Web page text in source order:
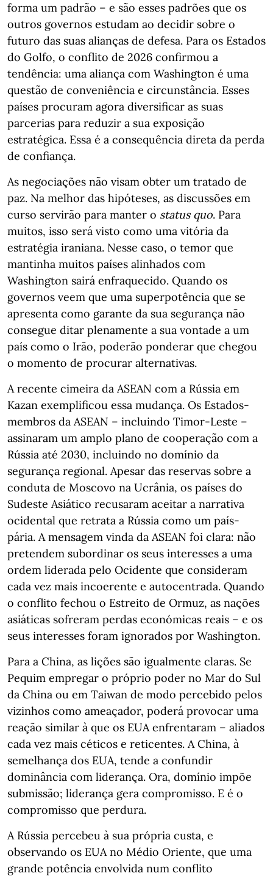
forma um padrão – e são esses padrões que os
outros governos estudam ao decidir sobre o
futuro das suas alianças de defesa. Para os Estados
do Golfo, o conflito de 2026 confirmou a
tendência: uma aliança com Washington é uma
questão de conveniência e circunstância. Esses
países procuram agora diversificar as suas
parcerias para reduzir a sua exposição
estratégica. Essa é a consequência direta da perda
de confiança.
As negociações não visam obter um tratado de
paz. Na melhor das hipóteses, as discussões em
curso servirão para manter o status quo. Para
muitos, isso será visto como uma vitória da
estratégia iraniana. Nesse caso, o temor que
mantinha muitos países alinhados com
Washington sairá enfraquecido. Quando os
governos veem que uma superpotência que se
apresenta como garante da sua segurança não
consegue ditar plenamente a sua vontade a um
país como o Irão, poderão ponderar que chegou
o momento de procurar alternativas.
A recente cimeira da ASEAN com a Rússia em
Kazan exemplificou essa mudança. Os Estados-
membros da ASEAN – incluindo Timor-Leste –
assinaram um amplo plano de cooperação com a
Rússia até 2030, incluindo no domínio da
segurança regional. Apesar das reservas sobre a
conduta de Moscovo na Ucrânia, os países do
Sudeste Asiático recusaram aceitar a narrativa
ocidental que retrata a Rússia como um país-
pária. A mensagem vinda da ASEAN foi clara: não
pretendem subordinar os seus interesses a uma
ordem liderada pelo Ocidente que consideram
cada vez mais incoerente e autocentrada. Quando
o conflito fechou o Estreito de Ormuz, as nações
asiáticas sofreram perdas económicas reais – e os
seus interesses foram ignorados por Washington.
Para a China, as lições são igualmente claras. Se
Pequim empregar o próprio poder no Mar do Sul
da China ou em Taiwan de modo percebido pelos
vizinhos como ameaçador, poderá provocar uma
reação similar à que os EUA enfrentaram – aliados
cada vez mais céticos e reticentes. A China, à
semelhança dos EUA, tende a confundir
dominância com liderança. Ora, domínio impõe
submissão; liderança gera compromisso. E é o
compromisso que perdura.
A Rússia percebeu à sua própria custa, e
observando os EUA no Médio Oriente, que uma
grande potência envolvida num conflito